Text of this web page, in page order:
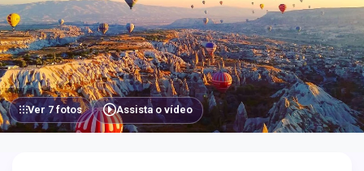
Ver 7 fotos Assista o vídeo